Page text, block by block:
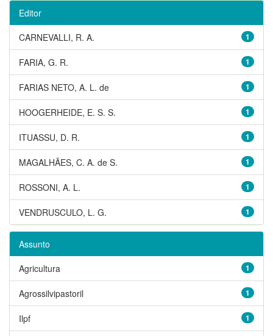
Editor
1
CARNEVALLI, R. A.
1
FARIA, G. R.
1
FARIAS NETO, A. L. de
1
HOOGERHEIDE, E. S. S.
1
ITUASSU, D. R.
1
MAGALHÃES, C. A. de S.
1
ROSSONI, A. L.
1
VENDRUSCULO, L. G.
Assunto
1
Agricultura
1
Agrossilvipastoril
1
Ilpf